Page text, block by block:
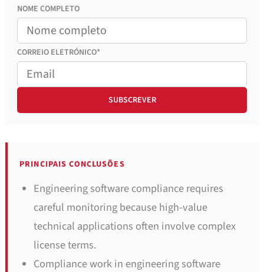
PRINCIPAIS CONCLUSÕES
Engineering software compliance requires
careful monitoring because high-value
technical applications often involve complex
license terms.
Compliance work in engineering software
NOME COMPLETO
CORREIO ELETRÓNICO*